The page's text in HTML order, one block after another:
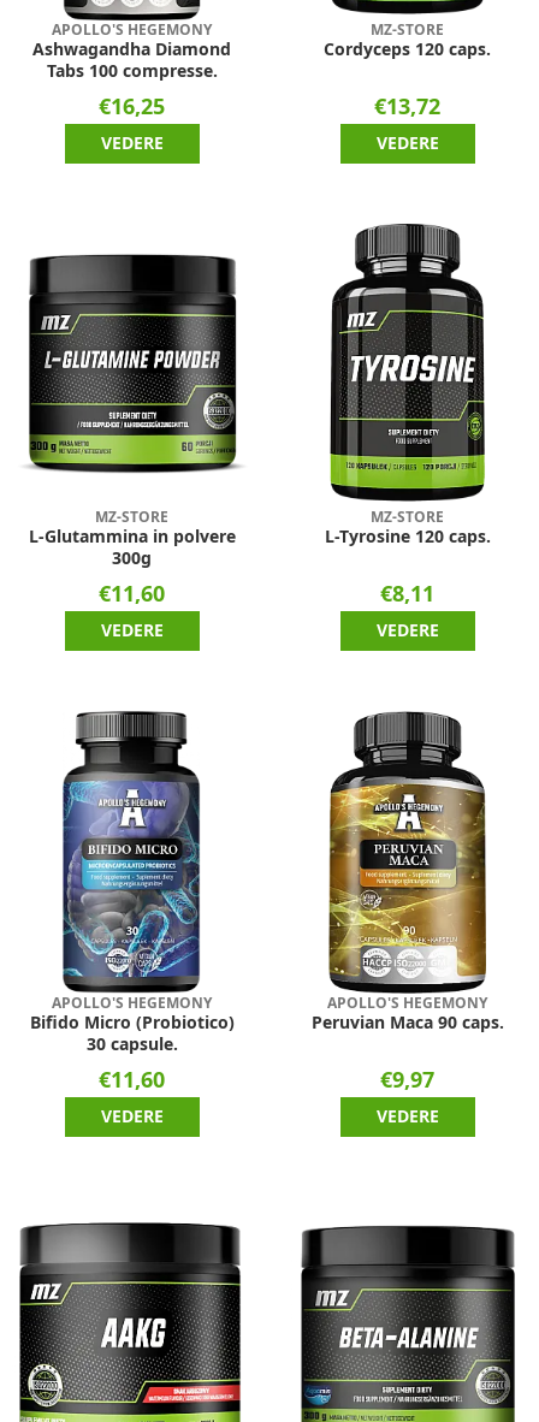
APOLLO'S HEGEMONY
Ashwagandha Diamond
Tabs 100 compresse.
€16,25
VEDERE
MZ-STORE
Cordyceps 120 caps.
€13,72
VEDERE
MZ-STORE
L-Glutammina in polvere
300g
€11,60
VEDERE
MZ-STORE
L-Tyrosine 120 caps.
€8,11
VEDERE
APOLLO'S HEGEMONY
Bifido Micro (Probiotico)
30 capsule.
€11,60
VEDERE
APOLLO'S HEGEMONY
Peruvian Maca 90 caps.
€9,97
VEDERE